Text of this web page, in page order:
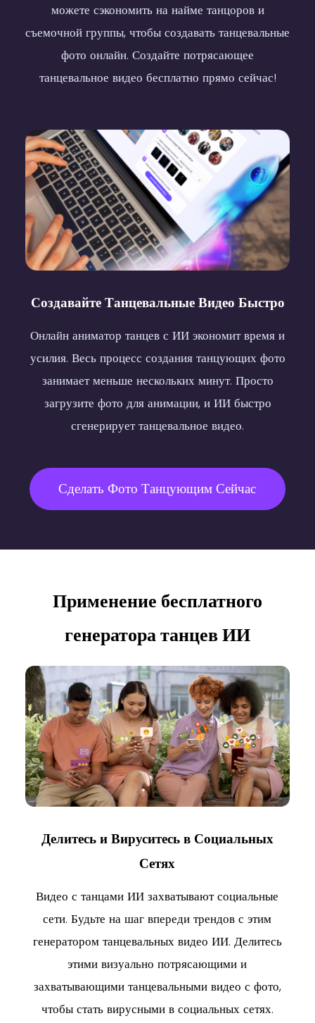
можете сэкономить на найме танцоров и
съемочной группы, чтобы создавать танцевальные
фото онлайн. Создайте потрясающее
танцевальное видео бесплатно прямо сейчас!
Создавайте Танцевальные Видео Быстро
Онлайн аниматор танцев с ИИ экономит время и
усилия. Весь процесс создания танцующих фото
занимает меньше нескольких минут. Просто
загрузите фото для анимации, и ИИ быстро
сгенерирует танцевальное видео.
Сделать Фото Танцующим Сейчас
Применение бесплатного
генератора танцев ИИ
Делитесь и Вируситесь в Социальных
Сетях
Видео с танцами ИИ захватывают социальные
сети. Будьте на шаг впереди трендов с этим
генератором танцевальных видео ИИ. Делитесь
этими визуально потрясающими и
захватывающими танцевальными видео с фото,
чтобы стать вирусными в социальных сетях.